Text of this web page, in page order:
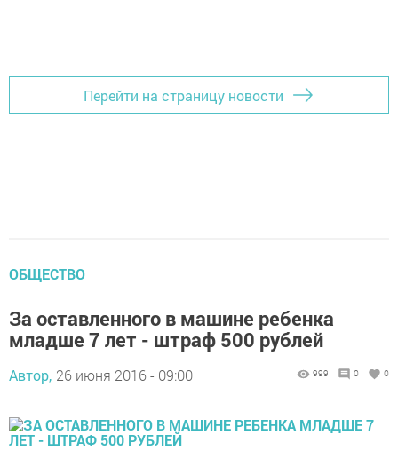
Перейти на страницу новости
ОБЩЕСТВО
За оставленного в машине ребенка
младше 7 лет - штраф 500 рублей
Автор, 26 июня 2016 - 09:00 999 0 0